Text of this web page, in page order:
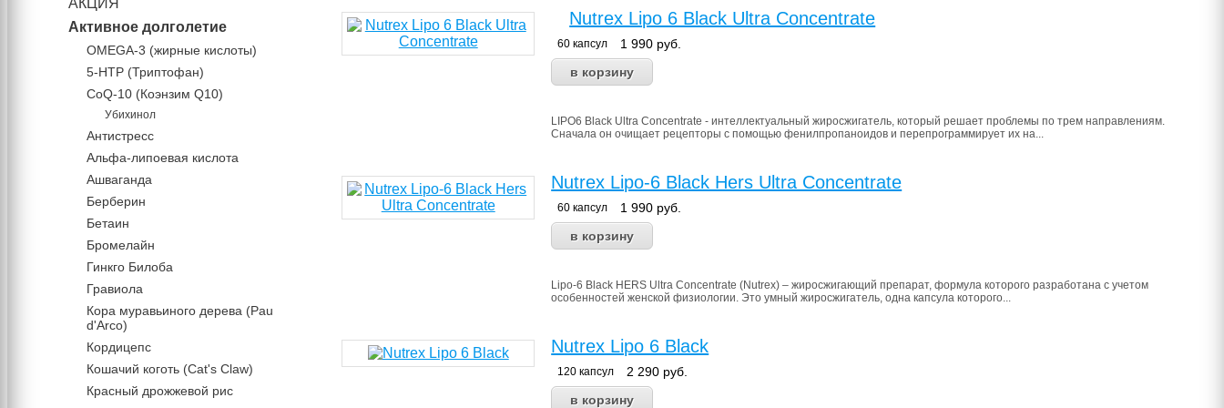
Nutrex Lipo 6 Black Ultra Concentrate
60 капсул 1 990 руб.
LIPO6 Black Ultra Concentrate - интеллектуальный жиросжигатель, который решает проблемы по трем направлениям.
Сначала он очищает рецепторы с помощью фенилпропаноидов и перепрограммирует их на...
Nutrex Lipo-6 Black Hers Ultra Concentrate
60 капсул 1 990 руб.
Lipo-6 Black HERS Ultra Concentrate (Nutrex) – жиросжигающий препарат, формула которого разработана с учетом
особенностей женской физиологии. Это умный жиросжигатель, одна капсула которого...
Nutrex Lipo 6 Black
120 капсул 2 290 руб.
АКЦИЯ
Активное долголетие
OMEGA-3 (жирные кислоты)
5-HTP (Триптофан)
CoQ-10 (Коэнзим Q10)
Убихинол
Антистресс
Альфа-липоевая кислота
Ашваганда
Берберин
Бетаин
Бромелайн
Гинкго Билоба
Гравиола
Кора муравьиного дерева (Pau
d'Arco)
Кордицепс
Кошачий коготь (Cat's Claw)
Красный дрожжевой рис